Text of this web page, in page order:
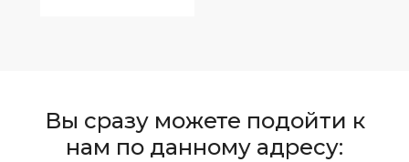
Вы сразу можете подойти к
нам по данному адресу: